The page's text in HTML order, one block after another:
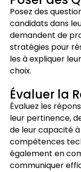
Posez des
candidats dans
demandent de
stratégies pour
les à expliquer
choix.
Évaluer la
Évaluez les
leur pertinence,
de leur capacité
compétences
également en
communiquer